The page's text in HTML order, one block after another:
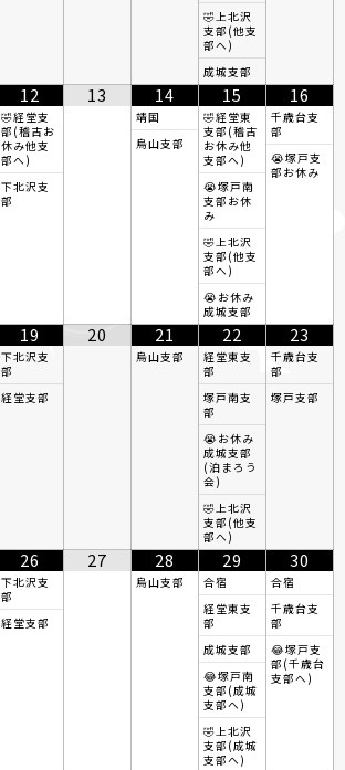
🤣上北沢
支部(他支
部へ)
成城支部
12
🤣経堂支
部(稽古お
休み他支
部へ)
下北沢支
部
13 14
靖国
烏山支部
15
🤣経堂東
支部(稽古
お休み他
支部へ)
😭塚戸南
支部お休
み
🤣上北沢
支部(他支
部へ)
😭お休み
成城支部
16
千歳台支
部
😭塚戸支
部お休み
19
下北沢支
部
経堂支部
20 21
烏山支部
22
経堂東支
部
塚戸南支
部
😭お休み
成城支部
(泊まろう
会)
🤣上北沢
支部(他支
部へ)
23
千歳台支
部
塚戸支部
26
下北沢支
部
経堂支部
27 28
烏山支部
29
合宿
経堂東支
部
成城支部
😂塚戸南
支部(成城
支部へ)
🤣上北沢
支部(成城
支部へ)
30
合宿
千歳台支
部
😂塚戸支
部(千歳台
支部へ)